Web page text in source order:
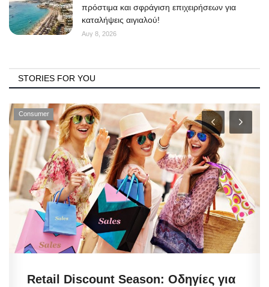
πρόστιμα και σφράγιση επιχειρήσεων για
καταλήψεις αιγιαλού!
Αυγ 8, 2026
STORIES FOR YOU
Consumer
Retail Discount Season: Οδηγίες για